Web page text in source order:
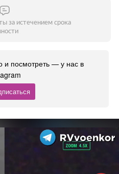
за истечением срока
и посмотреть — у нас в